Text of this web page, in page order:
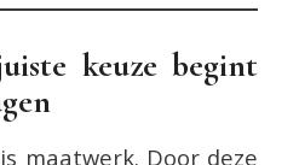
keuze begint
maatwerk. Door deze